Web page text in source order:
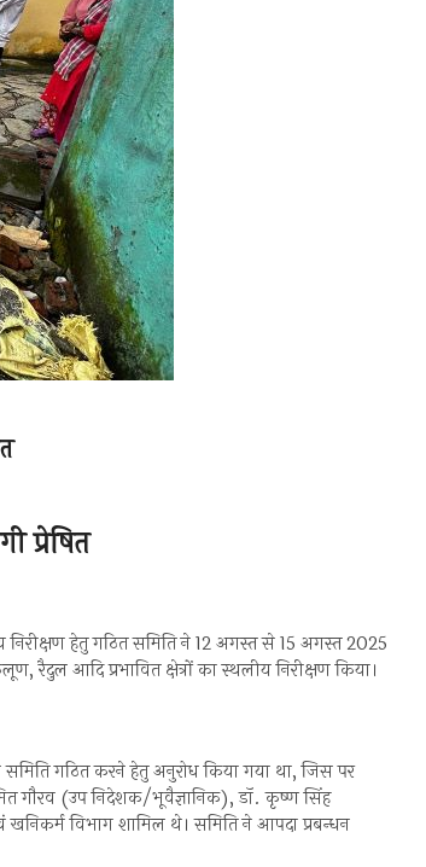
प्रेषित
निरीक्षण हेतु गठित समिति ने 12 अगस्त से 15 अगस्त 2025
रैदुल आदि प्रभावित क्षेत्रों का स्थलीय निरीक्षण किया।
समिति गठित करने हेतु अनुरोध किया गया था, जिस पर
गौरव (उप निदेशक/भूवैज्ञानिक), डॉ. कृष्ण सिंह
विभाग शामिल थे। समिति ने आपदा प्रबन्धन